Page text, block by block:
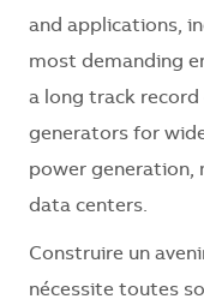
and applications,
most demanding
a long track
generators for
power generation,
data centers.
Construire un
nécessite toutes